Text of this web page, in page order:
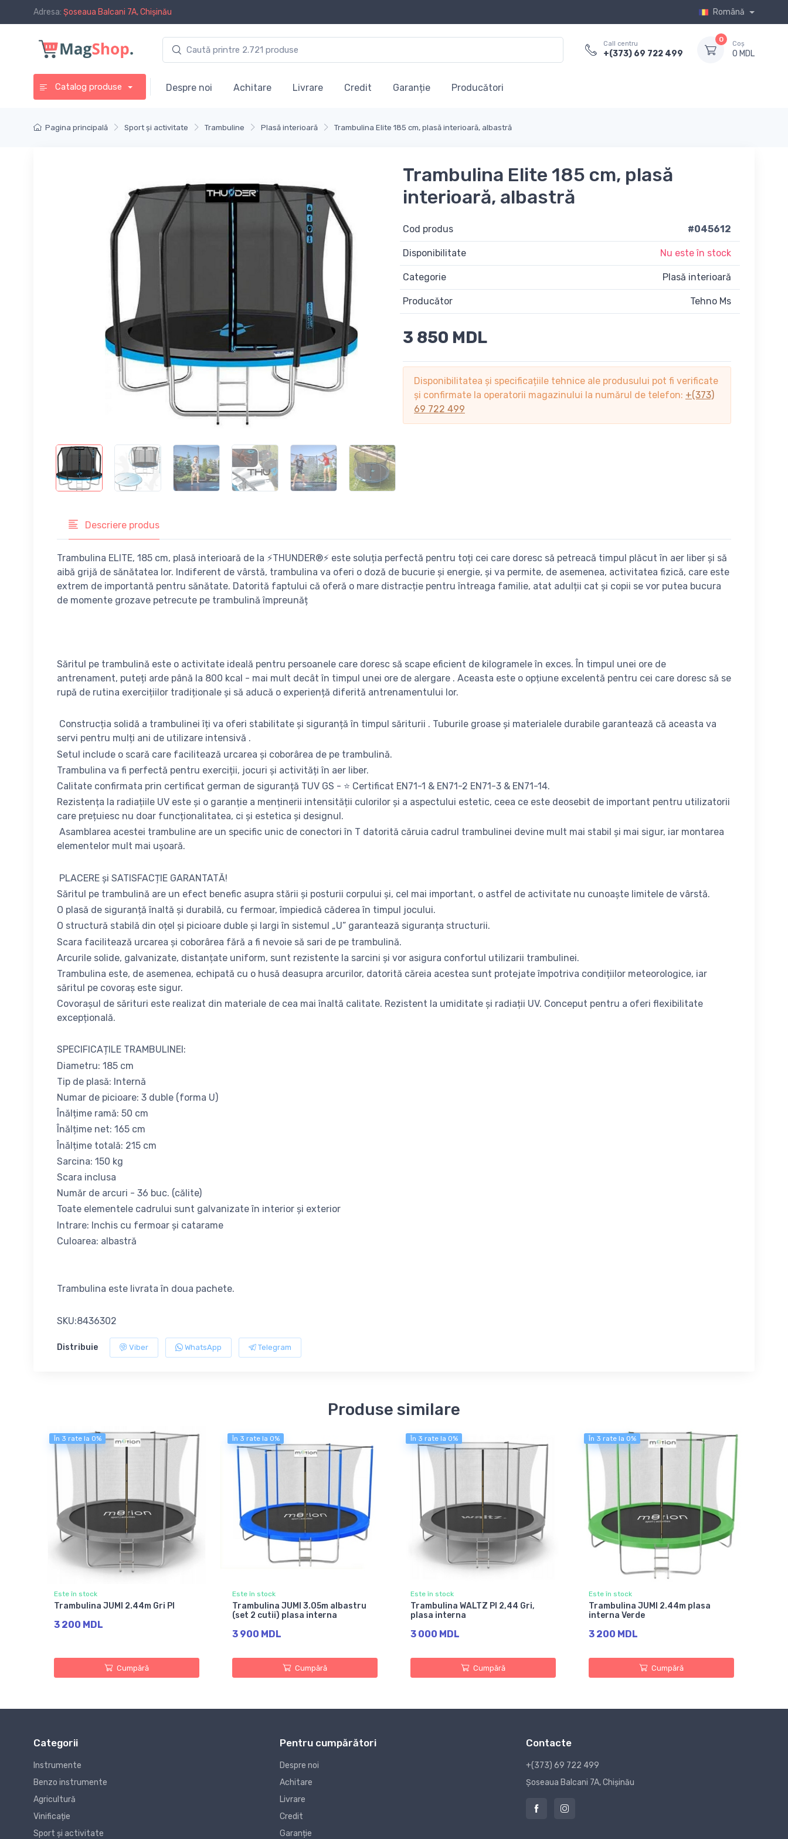
Adresa: Șoseaua Balcani 7A, Chișinău Română
Call centru
+(373) 69 722 499
0
Coș
0 MDL
Catalog produse Despre noi Achitare Livrare Credit Garanție Producători
Pagina principală Sport și activitate Trambuline Plasă interioară Trambulina Elite 185 cm, plasă interioară, albastră
Trambulina Elite 185 cm, plasă
interioară, albastră
Cod produs #045612
Disponibilitate Nu este în stock
Categorie Plasă interioară
Producător Tehno Ms
3 850 MDL
Disponibilitatea și specificațiile tehnice ale produsului pot fi verificate
și confirmate la operatorii magazinului la numărul de telefon: +(373)
69 722 499
Descriere produs
Trambulina ELITE, 185 cm, plasă interioară de la ⚡THUNDER®️⚡ este soluția perfectă pentru toți cei care doresc să petreacă timpul plăcut în aer liber și să
aibă grijă de sănătatea lor. Indiferent de vârstă, trambulina va oferi o doză de bucurie și energie, și va permite, de asemenea, activitatea fizică, care este
extrem de importantă pentru sănătate. Datorită faptului că oferă o mare distracție pentru întreaga familie, atat adulții cat și copii se vor putea bucura
de momente grozave petrecute pe trambulină împreunăț
Săritul pe trambulină este o activitate ideală pentru persoanele care doresc să scape eficient de kilogramele în exces. În timpul unei ore de
antrenament, puteți arde până la 800 kcal - mai mult decât în ​​timpul unei ore de alergare . Aceasta este o opțiune excelentă pentru cei care doresc să se
rupă de rutina exercițiilor tradiționale și să aducă o experiență diferită antrenamentului lor.
Construcția solidă a trambulinei îți va oferi stabilitate și siguranță în timpul săriturii . Tuburile groase și materialele durabile garantează că aceasta va
servi pentru mulți ani de utilizare intensivă .
Setul include o scară care facilitează urcarea și coborârea de pe trambulină.
Trambulina va fi perfectă pentru exerciții, jocuri și activități în aer liber.
Calitate confirmata prin certificat german de siguranță TUV GS - ⭐ Certificat EN71-1 & EN71-2 EN71-3 & EN71-14.
Rezistența la radiațiile UV este și o garanție a menținerii intensității culorilor și a aspectului estetic, ceea ce este deosebit de important pentru utilizatorii
care prețuiesc nu doar funcționalitatea, ci și estetica și designul.
Asamblarea acestei trambuline are un specific unic de conectori în T datorită căruia cadrul trambulinei devine mult mai stabil și mai sigur, iar montarea
elementelor mult mai ușoară.
PLACERE și SATISFACȚIE GARANTATĂ!
Săritul pe trambulină are un efect benefic asupra stării și posturii corpului și, cel mai important, o astfel de activitate nu cunoaște limitele de vârstă.
O plasă de siguranță înaltă și durabilă, cu fermoar, împiedică căderea în timpul jocului.
O structură stabilă din oțel și picioare duble și largi în sistemul „U” garantează siguranța structurii.
Scara facilitează urcarea și coborârea fără a fi nevoie să sari de pe trambulină.
Arcurile solide, galvanizate, distanțate uniform, sunt rezistente la sarcini și vor asigura confortul utilizarii trambulinei.
Trambulina este, de asemenea, echipată cu o husă deasupra arcurilor, datorită căreia acestea sunt protejate împotriva condițiilor meteorologice, iar
săritul pe covoraș este sigur.
Covorașul de sărituri este realizat din materiale de cea mai înaltă calitate. Rezistent la umiditate și radiații UV. Conceput pentru a oferi flexibilitate
excepțională.
SPECIFICAȚILE TRAMBULINEI:
Diametru: 185 cm
Tip de plasă: Internă
Numar de picioare: 3 duble (forma U)
Înălțime ramă: 50 cm
Înălțime net: 165 cm
Înălțime totală: 215 cm
Sarcina: 150 kg
Scara inclusa
Număr de arcuri - 36 buc. (călite)
Toate elementele cadrului sunt galvanizate în interior și exterior
Intrare: Inchis cu fermoar și catarame
Culoarea: albastră
Trambulina este livrata în doua pachete.
SKU:8436302
Distribuie Viber WhatsApp Telegram
Produse similare
În 3 rate la 0%
Este în stock
Trambulina JUMI 2.44m Gri PI
3 200 MDL
Cumpără
În 3 rate la 0%
Este în stock
Trambulina JUMI 3.05m albastru
(set 2 cutii) plasa interna
3 900 MDL
Cumpără
În 3 rate la 0%
Este în stock
Trambulina WALTZ PI 2,44 Gri,
plasa interna
3 000 MDL
Cumpără
În 3 rate la 0%
Este în stock
Trambulina JUMI 2.44m plasa
interna Verde
3 200 MDL
Cumpără
Categorii
Instrumente
Benzo instrumente
Agricultură
Vinificație
Sport și activitate
Pentru cumpărători
Despre noi
Achitare
Livrare
Credit
Garanție
Contacte
+(373) 69 722 499
Șoseaua Balcani 7A, Chișinău